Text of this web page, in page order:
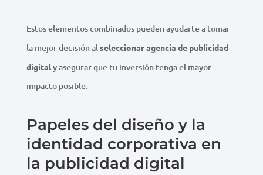
Estos elementos combinados pueden ayudarte a tomar
la mejor decisión alseleccionar agencia de publicidad
digitaly asegurar que tu inversión tenga el mayor
impacto posible.
Papeles del diseño y la
identidad corporativa en
la publicidad digital